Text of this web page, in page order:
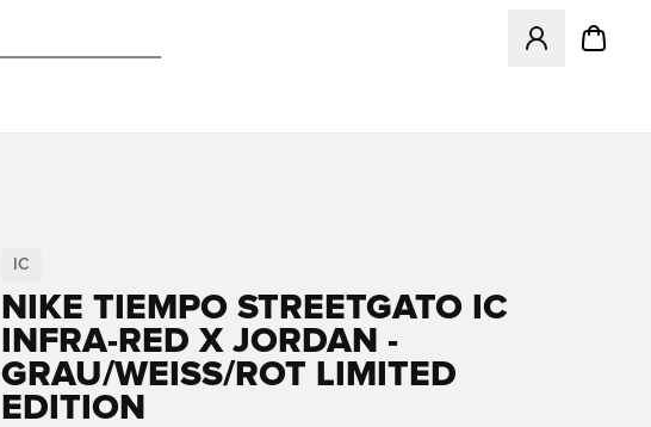
Öffnet ein
IC
NIKE TIEMPO STREETGATO IC
INFRA-RED X JORDAN -
GRAU/WEISS/ROT LIMITED E
DITION